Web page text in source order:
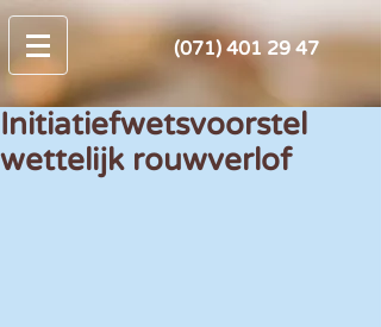
(071) 401 29 47
Initiatiefwetsvoorstel
wettelijk rouwverlof